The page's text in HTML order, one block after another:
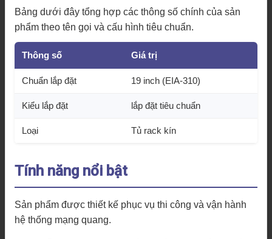
Bảng dưới đây tổng hợp các thông số chính của sản
phẩm theo tên gọi và cấu hình tiêu chuẩn.
Thông số Giá trị
Chuẩn lắp đặt 19 inch (EIA-310)
Kiểu lắp đặt lắp đặt tiêu chuẩn
Loại Tủ rack kín
Tính năng nổi bật
Sản phẩm được thiết kế phục vụ thi công và vận hành
hệ thống mạng quang.